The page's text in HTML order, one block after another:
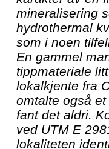
mineralisering
hydrothermal
som i noen
En gammel
tippmateriale
lokalkjente fra
omtalte også
fant det aldri.
ved UTM E
lokaliteten